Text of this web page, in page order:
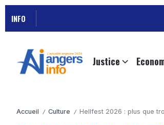
INFO
Justice
Accueil / Culture / Hellfest 2026 : plus que